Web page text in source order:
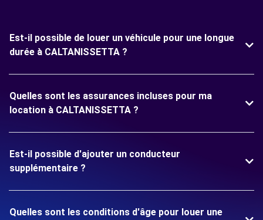
Est-il possible de louer un véhicule pour une longue
durée à CALTANISSETTA ?
Quelles sont les assurances incluses pour ma
location à CALTANISSETTA ?
Est-il possible d'ajouter un conducteur
supplémentaire ?
Quelles sont les conditions d'âge pour louer une